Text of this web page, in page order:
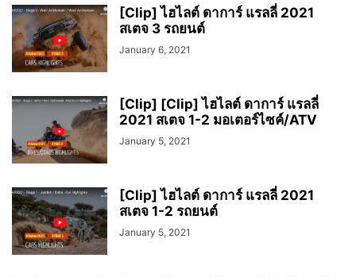
[Clip] ไฮไลต์ ดาการ์ แรลลี่ 2021
สเตจ 3 รถยนต์
January 6, 2021
[Clip] [Clip] ไฮไลต์ ดาการ์ แรลลี่
2021 สเตจ 1-2 มอเตอร์ไซค์/ATV
January 5, 2021
[Clip] ไฮไลต์ ดาการ์ แรลลี่ 2021
สเตจ 1-2 รถยนต์
January 5, 2021